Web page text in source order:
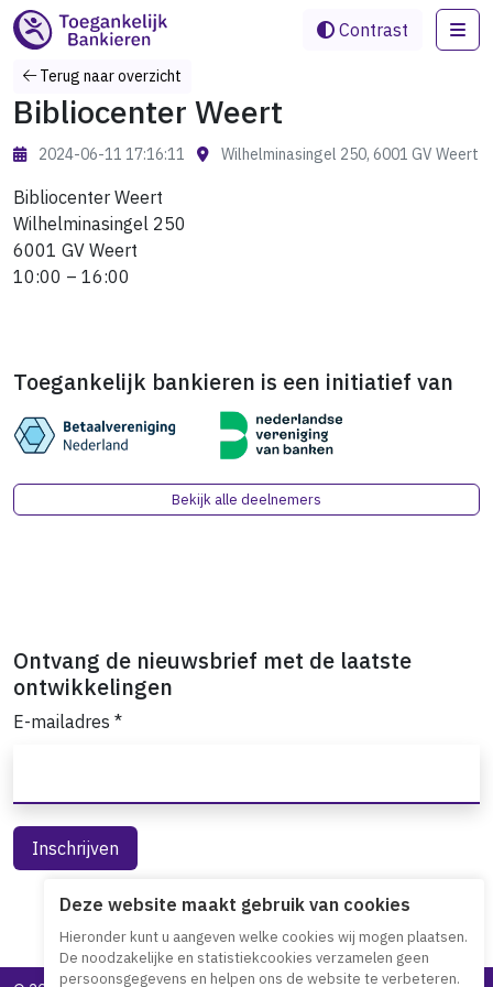
Contrast
Terug naar overzicht
Bibliocenter Weert
2024-06-11 17:16:11 Wilhelminasingel 250, 6001 GV Weert
Bibliocenter Weert
Wilhelminasingel 250
6001 GV Weert
10:00 – 16:00
Toegankelijk bankieren is een initiatief van
Bekijk alle deelnemers
Ontvang de nieuwsbrief met de laatste
ontwikkelingen
E-mailadres *
Deze website maakt gebruik van cookies
Hieronder kunt u aangeven welke cookies wij mogen plaatsen.
De noodzakelijke en statistiekcookies verzamelen geen
persoonsgegevens en helpen ons de website te verbeteren.